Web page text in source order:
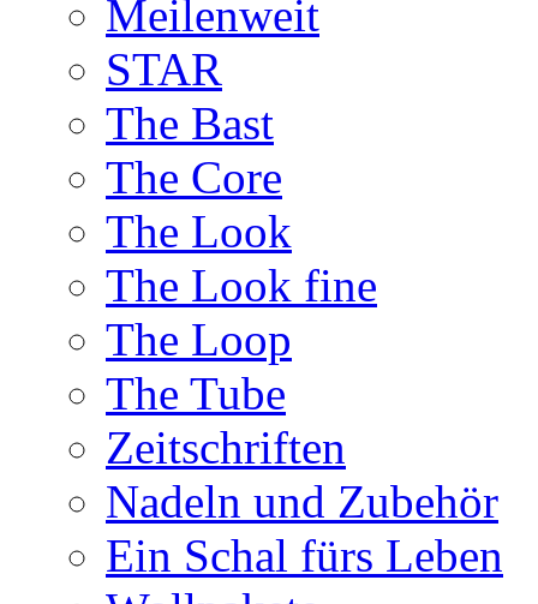
Meilenweit
STAR
The Bast
The Core
The Look
The Look fine
The Loop
The Tube
Zeitschriften
Nadeln und Zubehör
Ein Schal fürs Leben